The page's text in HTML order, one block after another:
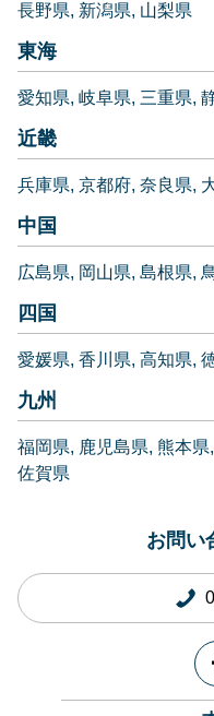
長野県 新潟県 山梨県
東海
愛知県 岐阜県 三重県
近畿
兵庫県 京都府 奈良県
中国
広島県 岡山県 島根県
四国
愛媛県 香川県 高知県
九州
福岡県 鹿児島県 熊本県
佐賀県
お問い